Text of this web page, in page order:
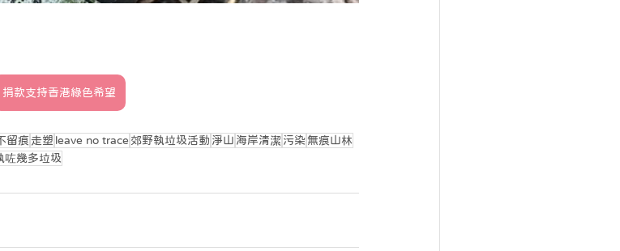
捐款支持香港綠色希望
留痕 走塑 leave no trace 郊野執垃圾活動 淨山 海岸清潔 污染無痕山林
咗幾多垃圾